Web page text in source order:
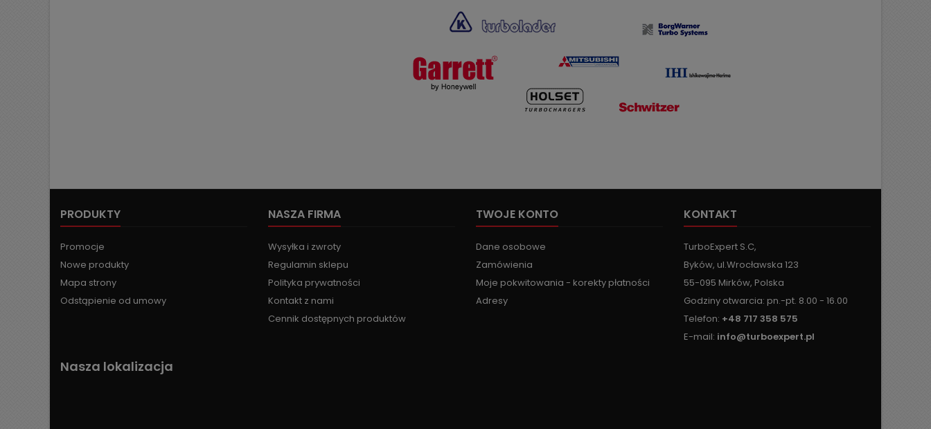
PRODUKTY
Promocje
Nowe produkty
Mapa strony
Odstąpienie od umowy
NASZA FIRMA
Wysyłka i zwroty
Regulamin sklepu
Polityka prywatności
Kontakt z nami
Cennik dostępnych produktów
TWOJE KONTO
Dane osobowe
Zamówienia
Moje pokwitowania - korekty płatności
Adresy
KONTAKT
TurboExpert S.C,
Byków, ul.Wrocławska 123
55-095 Mirków, Polska
Godziny otwarcia: pn.-pt. 8.00 - 16.00
Telefon: +48 717 358 575
E-mail: info@turboexpert.pl
Nasza lokalizacja